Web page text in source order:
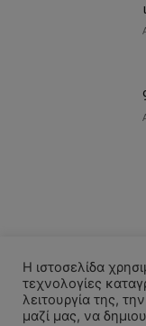
Η ιστοσελίδα
τεχνολογίες
λειτουργία της,
μαζί μας, να